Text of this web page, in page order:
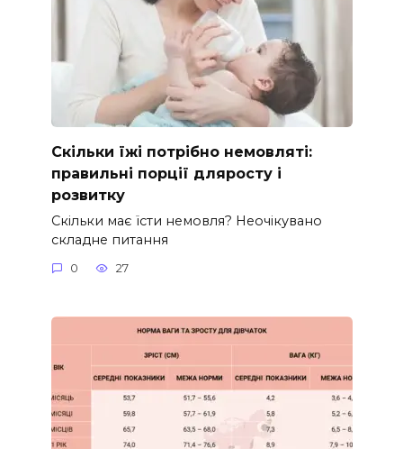
Скільки їжі потрібно немовляті:
правильні порції дляросту і
розвитку
Скільки має їсти немовля? Неочікувано
складне питання
0 27